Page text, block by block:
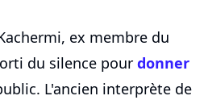
ex membre du
du silence pour donner
L'ancien interprète de